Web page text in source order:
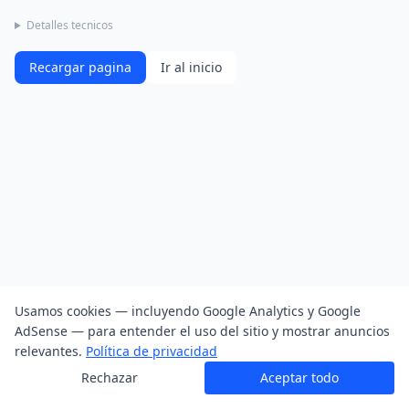
Detalles tecnicos
Recargar pagina Ir al inicio
Usamos cookies — incluyendo Google Analytics y Google
AdSense — para entender el uso del sitio y mostrar anuncios
relevantes. Política de privacidad
Rechazar
Aceptar todo